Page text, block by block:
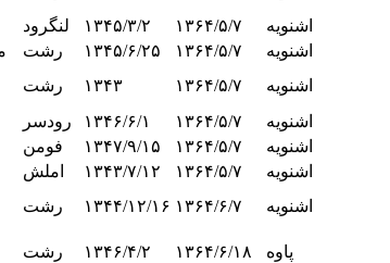
لنگرود ۱۳۴۵/۳/۲ ۱۳۶۴/۵/۷
اشنویه
رشت ۱۳۴۵/۶/۲۵ ۱۳۶۴/۵/۷
اشنویه
رشت ۱۳۴۳ ۱۳۶۴/۵/۷
اشنویه
رودسر ۱۳۴۶/۶/۱ ۱۳۶۴/۵/۷
اشنویه
فومن ۱۳۴۷/۹/۱۵ ۱۳۶۴/۵/۷
اشنویه
املش ۱۳۴۳/۷/۱۲ ۱۳۶۴/۵/۷
اشنویه
رشت ۱۳۴۴/۱۲/۱۶ ۱۳۶۴/۶/۷ اشنویه
رشت ۱۳۴۶/۴/۲ ۱۳۶۴/۶/۱۸ پاوه